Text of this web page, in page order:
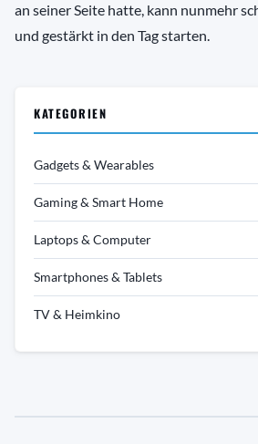
an seiner Seite hatte, kann nunmehr
und gestärkt in den Tag starten.
KATEGORIEN
Gadgets & Wearables
Gaming & Smart Home
Laptops & Computer
Smartphones & Tablets
TV & Heimkino